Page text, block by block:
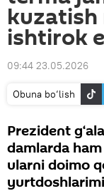
ishtirok
09:44 23.05.2026
Obuna bo‘lish
Prezident
damlarda
ularni doimo